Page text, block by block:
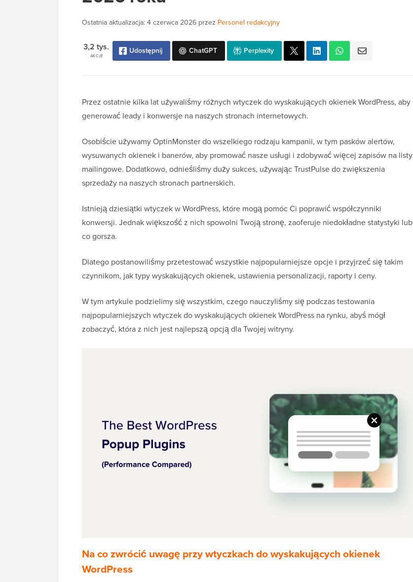
Ostatnia aktualizacja:4 czerwca 2026 przez Personel redakcyjny
AKCJE
3,2 tys. Udostępnij ChatGPT Perplexity
Przez ostatnie kilka lat używaliśmy różnych wtyczek do wyskakujących okienek WordPress, aby
generować leady i konwersje na naszych stronach internetowych.
Osobiście używamy OptinMonster do wszelkiego rodzaju kampanii, w tym pasków alertów,
wysuwanych okienek i banerów, aby promować nasze usługi i zdobywać więcej zapisów na listy
mailingowe. Dodatkowo, odnieśliśmy duży sukces, używając TrustPulse do zwiększenia
sprzedaży na naszych stronach partnerskich.
Istnieją dziesiątki wtyczek w WordPress, które mogą pomóc Ci poprawić współczynniki
konwersji. Jednak większość z nich spowolni Twoją stronę, zaoferuje niedokładne statystyki lub
co gorsza.
Dlatego postanowiliśmy przetestować wszystkie najpopularniejsze opcje i przyjrzeć się takim
czynnikom, jak typy wyskakujących okienek, ustawienia personalizacji, raporty i ceny.
W tym artykule podzielimy się wszystkim, czego nauczyliśmy się podczas testowania
najpopularniejszych wtyczek do wyskakujących okienek WordPress na rynku, abyś mógł
zobaczyć, która z nich jest najlepszą opcją dla Twojej witryny.
Na co zwrócić uwagę przy wtyczkach do wyskakujących okienek
WordPress